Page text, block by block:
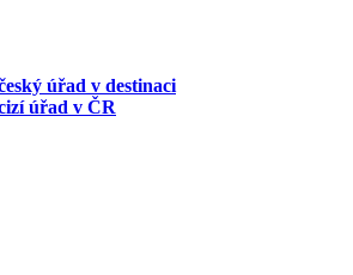
úřad v destinaci
úřad v ČR